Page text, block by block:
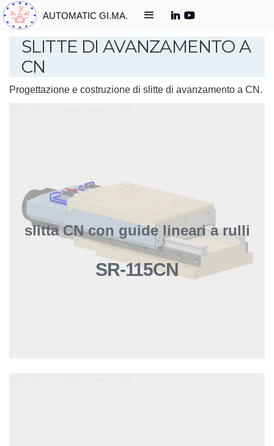
AUTOMATIC GI.MA.
SLITTE DI AVANZAMENTO A
CN
Progettazione e costruzione di slitte di avanzamento a CN.
SR-115CN
slitta CN con guide lineari a rulli